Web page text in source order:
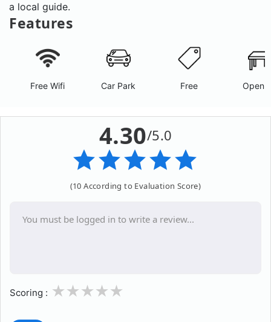
a local guide.
Features
Free Wifi Car Park Free Open
4.30/5.0
(10 According to Evaluation Score)
Scoring : 3
2
1